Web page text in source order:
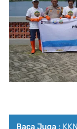
Baca Juga :